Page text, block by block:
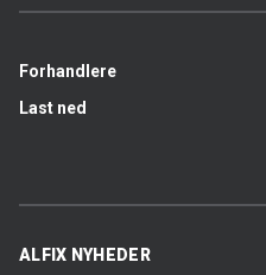
Forhandlere
Last ned
ALFIX NYHEDER